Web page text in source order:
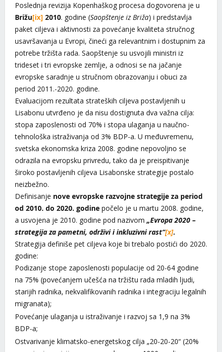
Poslednja revizija Kopenhaškog procesa dogovorena je u
Brižu[ix] 2010. godine (Saopštenje iz Briža) i predstavlja
paket ciljeva i aktivnosti za povećanje kvaliteta stručnog
usavršavanja u Evropi, čineći ga relevantnim i dostupnim za
potrebe tržišta rada. Saopštenje su usvojili ministri iz
trideset i tri evropske zemlje, a odnosi se na jačanje
evropske saradnje u stručnom obrazovanju i obuci za
period 2011.-2020. godine.
Evaluacijom rezultata strateških ciljeva postavljenih u
Lisabonu utvrđeno je da nisu dostignuta dva važna cilja:
stopa zaposlenosti od 70% i stopa ulaganja u naučno-
tehnološka istraživanja od 3% BDP-a. U međuvremenu,
svetska ekonomska kriza 2008. godine nepovoljno se
odrazila na evropsku privredu, tako da je preispitivanje
široko postavljenih ciljeva Lisabonske strategije postalo
neizbežno.
Definisanje nove evropske razvojne strategije za period
od 2010. do 2020. godinepočelo je u martu 2008. godine,
a usvojena je 2010. godine pod nazivom „Evropa 2020 –
strategija za pametni, održivi i inkluzivni rast“[x].
Strategija definiše pet ciljeva koje bi trebalo postići do 2020.
godine:
Podizanje stope zaposlenosti populacije od 20-64 godine
na 75% (povećanjem učešća na tržištu rada mladih ljudi,
starijih radnika, nekvalifikovanih radnika i integraciju legalnih
migranata);
Povećanje ulaganja u istraživanje i razvoj sa 1,9 na 3%
BDP-a;
Ostvarivanje klimatsko-energetskog cilja „20-20-20“ (20%